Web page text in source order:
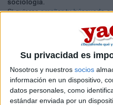
Su privacidad es
Nosotros y nuestros socios
información en un dispositivo,
datos personales, como
estándar enviada por un
Si quieresampliar tu búsqueda a
están asociados a la rama de
Máster Universitario en
Problemas Sociales:
Programas Sociales
UNIVERSIDAD DE GRANADA
Tipo: Máster